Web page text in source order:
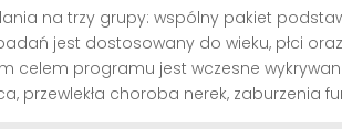
na trzy grupy: wspólny pakiet
jest dostosowany do wieku, płci
celem programu jest wczesne
przewlekła choroba nerek, zaburzenia